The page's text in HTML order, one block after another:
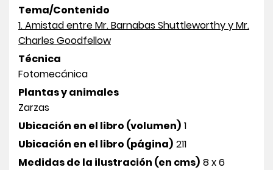
Tema/Contenido
1. Amistad entre Mr. Barnabas Shuttleworthy y Mr.
Charles Goodfellow
Técnica
Fotomecánica
Plantas y animales
Zarzas
Ubicación en el libro (volumen) 1
Ubicación en el libro (página) 211
Medidas de la ilustración (en cms) 8 x 6